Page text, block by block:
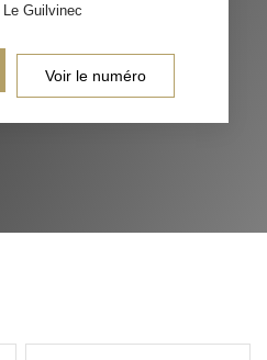
Le Guilvinec
Voir le numéro